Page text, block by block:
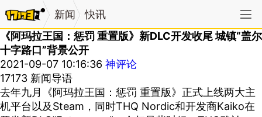
新闻 快讯
《阿玛拉王国：惩罚 重置版》新DLC开发收尾 城镇“盖尔
十字路口”背景公开
2021-09-07 10:16:36 神评论
17173 新闻导语
去年九月《阿玛拉王国：惩罚 重置版》正式上线两大主
机平台以及Steam，同时THQ Nordic和开发商Kaiko在